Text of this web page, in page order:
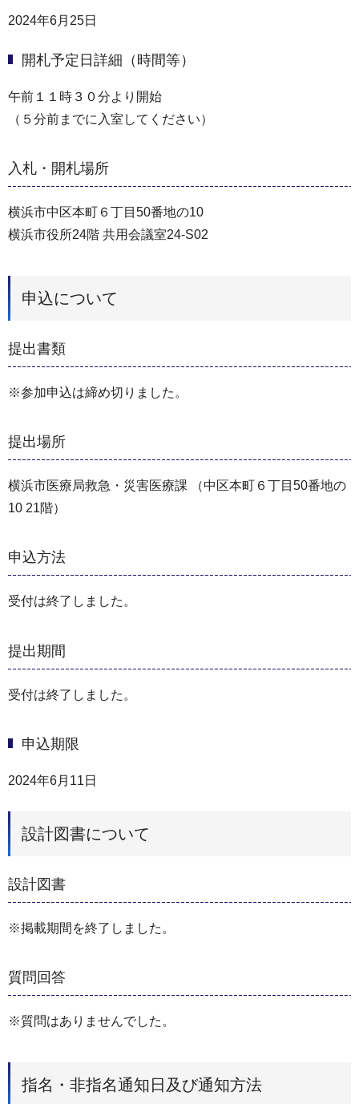
2024年6月25日
開札予定日詳細（時間等）
午前１１時３０分より開始
（５分前までに入室してください）
入札・開札場所
横浜市中区本町６丁目50番地の10
横浜市役所24階 共用会議室24-S02
申込について
提出書類
※参加申込は締め切りました。
提出場所
横浜市医療局救急・災害医療課 （中区本町６丁目50番地の
10 21階）
申込方法
受付は終了しました。
提出期間
受付は終了しました。
申込期限
2024年6月11日
設計図書について
設計図書
※掲載期間を終了しました。
質問回答
※質問はありませんでした。
指名・非指名通知日及び通知方法